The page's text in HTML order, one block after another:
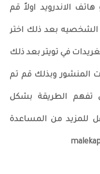
الاندرويد اولاً قم
الشخصيه بعد ذلك اختر
في تويتر بعد ذلك
المنشور وبذلك قم تم
تفهم الطريقة بشكل
للمزيد من المساعدة